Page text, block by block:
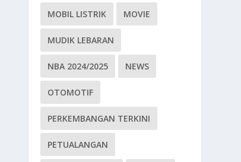
MOBIL LISTRIK MOVIE
MUDIK LEBARAN
NBA 2024/2025 NEWS
OTOMOTIF
PERKEMBANGAN TERKINI
PETUALANGAN